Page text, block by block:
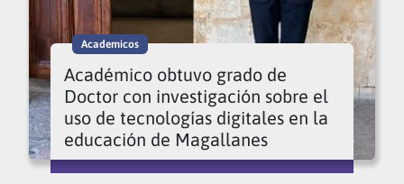
Academicos
Académico obtuvo grado de
Doctor con investigación sobre el
uso de tecnologías digitales en la
educación de Magallanes